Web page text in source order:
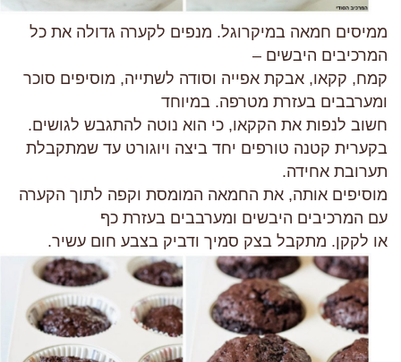
ממיסים חמאה במיקרוגל. מנפים לקערה גדולה את כל
המרכיבים היבשים –
קמח, קקאו, אבקת אפייה וסודה לשתייה, מוסיפים סוכר
ומערבבים בעזרת מטרפה. במיוחד
חשוב לנפות את הקקאו, כי הוא נוטה להתגבש לגושים.
בקערית קטנה טורפים יחד ביצה ויוגורט עד שמתקבלת
תערובת אחידה.
מוסיפים אותה, את החמאה המומסת וקפה לתוך הקערה
עם המרכיבים היבשים ומערבבים בעזרת כף
או לקקן. מתקבל בצק סמיך ודביק בצבע חום עשיר.